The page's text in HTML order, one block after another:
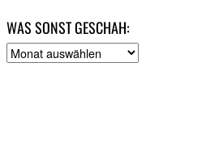
WAS SONST GESCHAH:
A